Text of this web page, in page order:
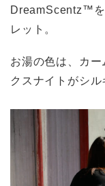
DreamScentz™を
レット。
お湯の色は、カ
クスナイトがシル